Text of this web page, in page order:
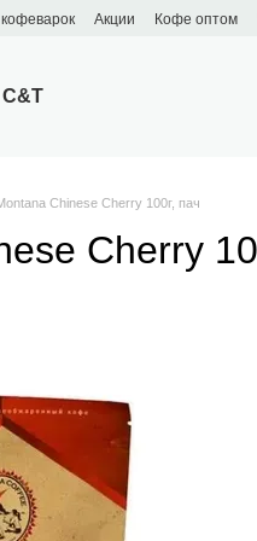
Акции Кофе оптом
Chinese Cherry 100г, пач
Cherry